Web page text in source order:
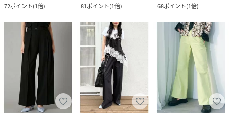
72ポイント(1倍)
81ポイント(1倍)
68ポイント(1倍)